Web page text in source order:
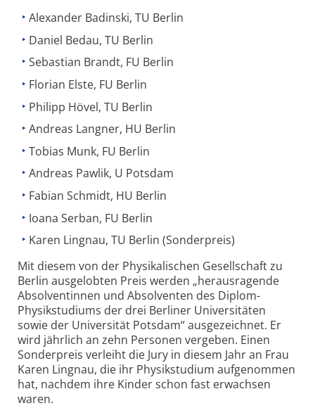
Alexander Badinski, TU Berlin
Daniel Bedau, TU Berlin
Sebastian Brandt, FU Berlin
Florian Elste, FU Berlin
Philipp Hövel, TU Berlin
Andreas Langner, HU Berlin
Tobias Munk, FU Berlin
Andreas Pawlik, U Potsdam
Fabian Schmidt, HU Berlin
Ioana Serban, FU Berlin
Karen Lingnau, TU Berlin (Sonderpreis)
Mit diesem von der Physikalischen Gesellschaft zu
Berlin ausgelobten Preis werden „herausragende
Absolventinnen und Absolventen des Diplom-
Physikstudiums der drei Berliner Universitäten
sowie der Universität Potsdam“ ausgezeichnet. Er
wird jährlich an zehn Personen vergeben. Einen
Sonderpreis verleiht die Jury in diesem Jahr an Frau
Karen Lingnau, die ihr Physikstudium aufgenommen
hat, nachdem ihre Kinder schon fast erwachsen
waren.